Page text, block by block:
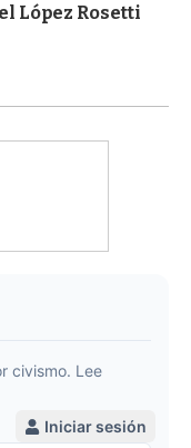
López Rosetti